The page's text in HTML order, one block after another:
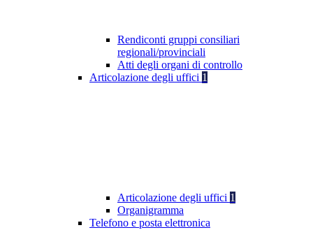
Rendiconti gruppi consiliari
regionali/provinciali
Atti degli organi di controllo
Articolazione degli uffici 1
Articolazione degli uffici 1
Organigramma
Telefono e posta elettronica